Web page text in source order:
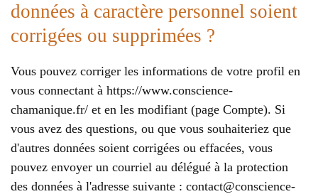
données à caractère personnel soient
corrigées ou supprimées ?
Vous pouvez corriger les informations de votre profil en
vous connectant à https://www.conscience-
chamanique.fr/ et en les modifiant (page Compte). Si
vous avez des questions, ou que vous souhaiteriez que
d'autres données soient corrigées ou effacées, vous
pouvez envoyer un courriel au délégué à la protection
des données à l'adresse suivante : contact@conscience-